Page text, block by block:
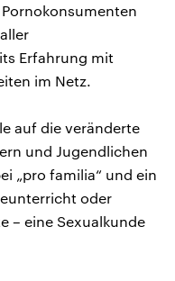
Erfahrung mit
im Netz.
auf die veränderte
und Jugendlichen
„pro familia“ und ein
oder
– eine Sexualkunde